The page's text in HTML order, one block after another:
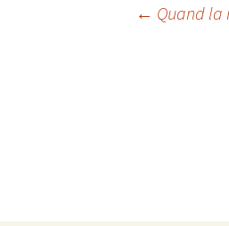
Navigation
← Quand la